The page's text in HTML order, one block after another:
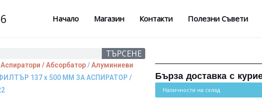
Начало Магазин Контакти Полезни Съвети
ТЪРСЕНЕ
/ Абсорбатор/Алуминиеви
137 x 500 ММ ЗА АСПИРАТОР /
Бърза доставка с
Наличности на склад